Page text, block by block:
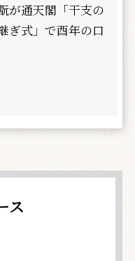
が通天閣「干支の
ぎ式」で酉年の口
ス